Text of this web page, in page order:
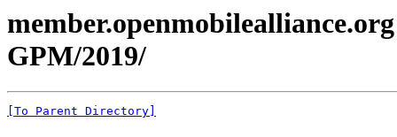
GPM/2019/
[To Parent Directory]